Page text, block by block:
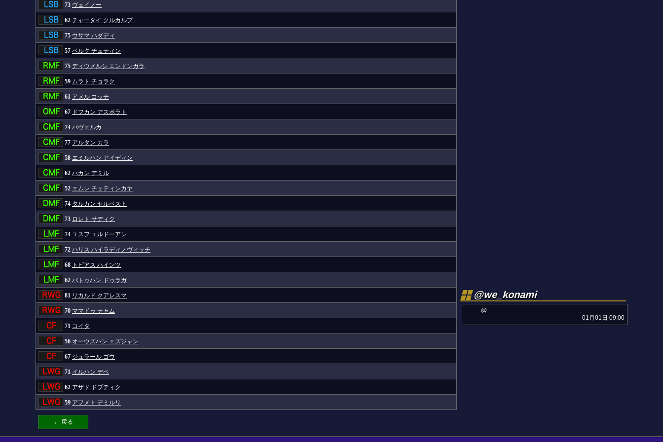
73 ヴェイノー
62 チャータイ クルカルプ
75 ウサマ ハダディ
57 ベルク チェティン
75 ディウメルシ エンドンガラ
59 ムラト チョラク
61 アヌル コッチ
67 ドフカン アスポラト
74 パヴェルカ
77 アルタン カラ
58 エミルハン アイディン
62 ハカン デミル
52 エムレ チェティンカヤ
74 タルカン セルベスト
73 ロレト サディク
74 ユスフ エルドーアン
72 ハリス ハイラディノヴィッチ
68 トビアス ハインツ
62 バトゥハン ドゥラガ
81 リカルド クアレスマ
70 ママドゥ テャム
71 コイタ
56 オーウズハン エズジャン
67 ジュラール ゴウ
71 イルハン デペ
62 アザド ドプティク
59 アフメト デミルリ
← 戻る
@we_konami
@
01月01日 09:00